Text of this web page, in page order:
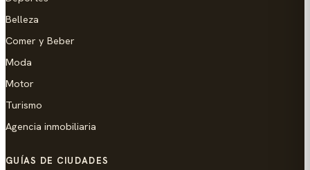
Belleza
Comer y Beber
Moda
Motor
Turismo
Agencia inmobiliaria
GUÍAS DE CIUDADES